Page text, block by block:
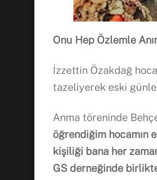
Onu Hep Özlemle
İzzettin Özakdağ
tazeliyerek eski
Anma töreninde
öğrendiğim hocamın
kişiliği bana her
GS derneğinde